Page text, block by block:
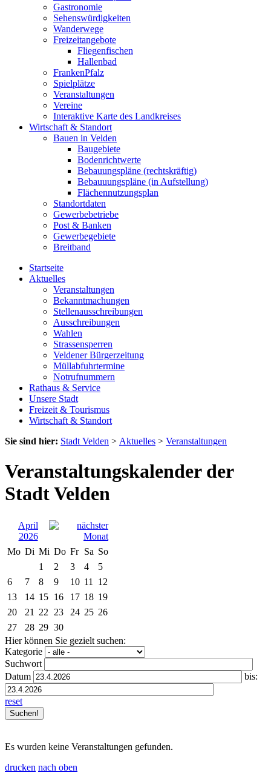
Gastronomie
Sehenswürdigkeiten
Wanderwege
Freizeitangebote
Fliegenfischen
Hallenbad
FrankenPfalz
Spielplätze
Veranstaltungen
Vereine
Interaktive Karte des Landkreises
Wirtschaft & Standort
Bauen in Velden
Baugebiete
Bodenrichtwerte
Bebauungspläne (rechtskräftig)
Bebauuungspläne (in Aufstellung)
Flächennutzungsplan
Standortdaten
Gewerbebetriebe
Post & Banken
Gewerbegebiete
Breitband
Startseite
Aktuelles
Veranstaltungen
Bekanntmachungen
Stellenausschreibungen
Ausschreibungen
Wahlen
Strassensperren
Veldener Bürgerzeitung
Müllabfuhrtermine
Notrufnummern
Rathaus & Service
Unsere Stadt
Freizeit & Tourismus
Wirtschaft & Standort
Sie sind hier: Stadt Velden > Aktuelles > Veranstaltungen
Veranstaltungskalender der
Stadt Velden
April
2026
Mo Di Mi Do Fr Sa So
1
2 3 4
5
6
7 8 9 10 11
12
13
14 15 16 17 18 19
20
21 22 23 24 25 26
27
28 29 30
Hier können Sie gezielt suchen:
Kategorie
Suchwort
Datum
bis:
reset
Es wurden keine Veranstaltungen gefunden.
drucken nach oben